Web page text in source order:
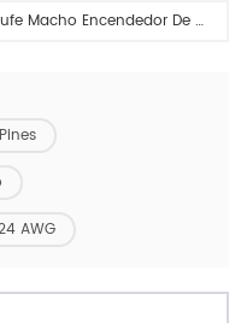
Dc 12 Voltios 5 Un Enchufe Macho Encendedor De Cigarros Al Conector De CC
AWG